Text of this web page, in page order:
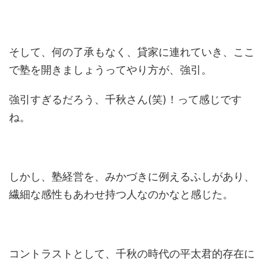
そして、何の了承もなく、貸家に連れていき、ここ
で塾を開きましょうってやり方が、強引。
強引すぎるだろう、千秋さん(笑)！って感じです
ね。
しかし、塾経営を、みかづきに例えるふしがあり、
繊細な感性もあわせ持つ人なのかなと感じた。
コントラストとして、千秋の時代の平太君的存在に